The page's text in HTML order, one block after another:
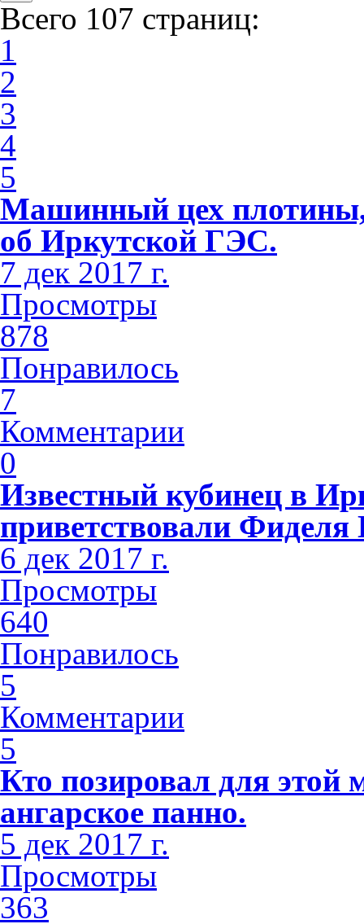
Всего 107 страниц:
1
2
3
4
5
Машинный цех плотины,
об Иркутской ГЭС.
7 дек 2017 г.
Просмотры
878
Понравилось
7
Комментарии
0
Известный кубинец в
приветствовали Фиделя
6 дек 2017 г.
Просмотры
640
Понравилось
5
Комментарии
5
Кто позировал для этой
ангарское панно.
5 дек 2017 г.
Просмотры
363